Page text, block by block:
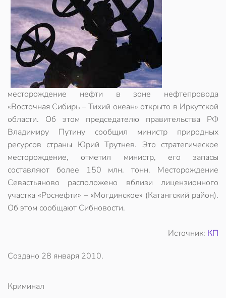
месторождение нефти в зоне нефтепровода
«Восточная Сибирь – Тихий океан» открыто в Иркутской
области. Об этом председателю правительства РФ
Владимиру Путину сообщил министр природных
ресурсов страны Юрий Трутнев. Это стратегическое
месторождение, отметил министр, его запасы
составляют более 150 млн. тонн. Месторождение
Севастьяново расположено вблизи лицензионного
участка «Роснефти» – «Могдинское» (Катангский район).
Об этом сообщают Сибновости.
Источник: КП
Создано 28 января 2010.
Криминал